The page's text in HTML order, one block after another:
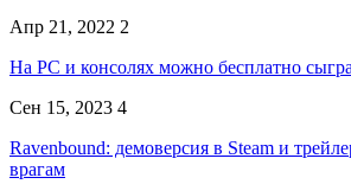
Апр 21, 2022 2
На PC и консолях можно бесплатно
Сен 15, 2023 4
Ravenbound: демоверсия в Steam и
врагам